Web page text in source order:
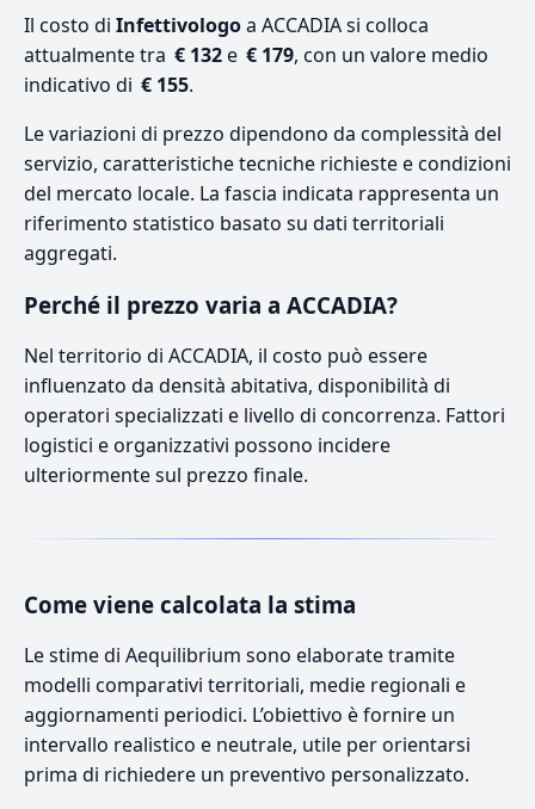
Il costo di Infettivologoa ACCADIA si colloca
attualmente tra € 132e € 179, con un valore medio
indicativo di € 155.
Le variazioni di prezzo dipendono da complessità del
servizio, caratteristiche tecniche richieste e condizioni
del mercato locale. La fascia indicata rappresenta un
riferimento statistico basato su dati territoriali
aggregati.
Perché il prezzo varia a ACCADIA?
Nel territorio di ACCADIA, il costo può essere
influenzato da densità abitativa, disponibilità di
operatori specializzati e livello di concorrenza. Fattori
logistici e organizzativi possono incidere
ulteriormente sul prezzo finale.
Come viene calcolata la stima
Le stime di Aequilibrium sono elaborate tramite
modelli comparativi territoriali, medie regionali e
aggiornamenti periodici. L’obiettivo è fornire un
intervallo realistico e neutrale, utile per orientarsi
prima di richiedere un preventivo personalizzato.